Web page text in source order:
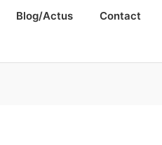
Blog/Actus Contact